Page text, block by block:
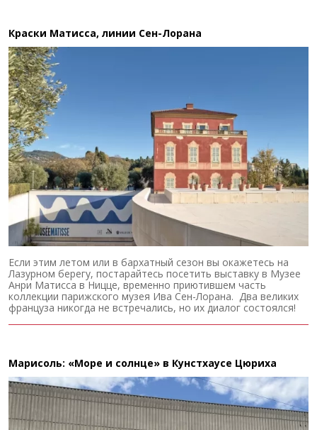
Краски Матисса, линии Сен-Лорана
Если этим летом или в бархатный сезон вы окажетесь на
Лазурном берегу, постарайтесь посетить выставку в Музее
Анри Матисса в Ницце, временно приютившем часть
коллекции парижского музея Ива Сен-Лорана. Два великих
француза никогда не встречались, но их диалог состоялся!
Марисоль: «Море и солнце» в Кунстхаусе Цюриха